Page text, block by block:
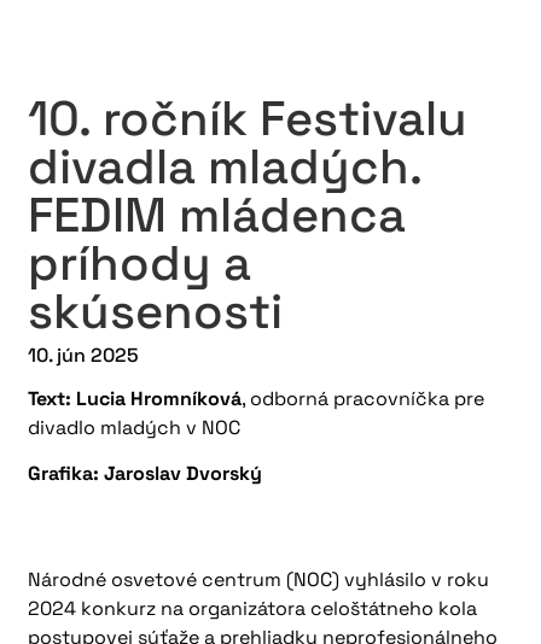
10. ročník Festivalu
divadla mladých.
FEDIM mládenca
príhody a
skúsenosti
10. jún 2025
Text: Lucia Hromníková, odborná pracovníčka pre
divadlo mladých v NOC
Grafika: Jaroslav Dvorský
Národné osvetové centrum (NOC) vyhlásilo v roku
2024 konkurz na organizátora celoštátneho kola
postupovej súťaže a prehliadky neprofesionálneho